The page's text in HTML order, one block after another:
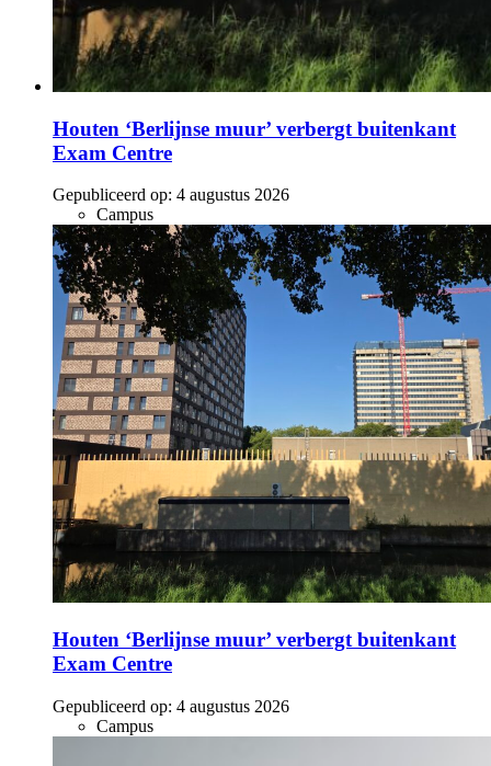
Houten ‘Berlijnse muur’ verbergt buitenkant
Exam Centre
Gepubliceerd op: 4 augustus 2026
Campus
Houten ‘Berlijnse muur’ verbergt buitenkant
Exam Centre
Gepubliceerd op: 4 augustus 2026
Campus